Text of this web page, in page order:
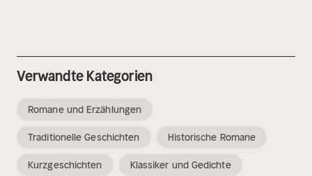
Verwandte Kategorien
Romane und Erzählungen
Traditionelle Geschichten Historische Romane
Kurzgeschichten Klassiker und Gedichte